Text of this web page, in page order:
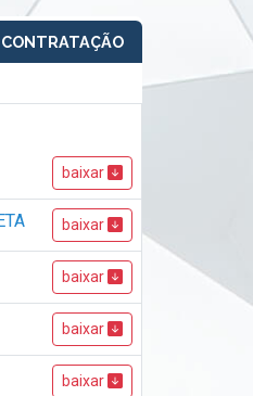
baixar
baixar
baixar
baixar
baixar